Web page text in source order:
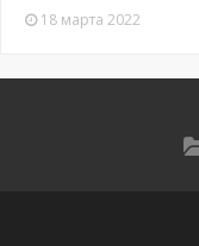
18 марта 2022